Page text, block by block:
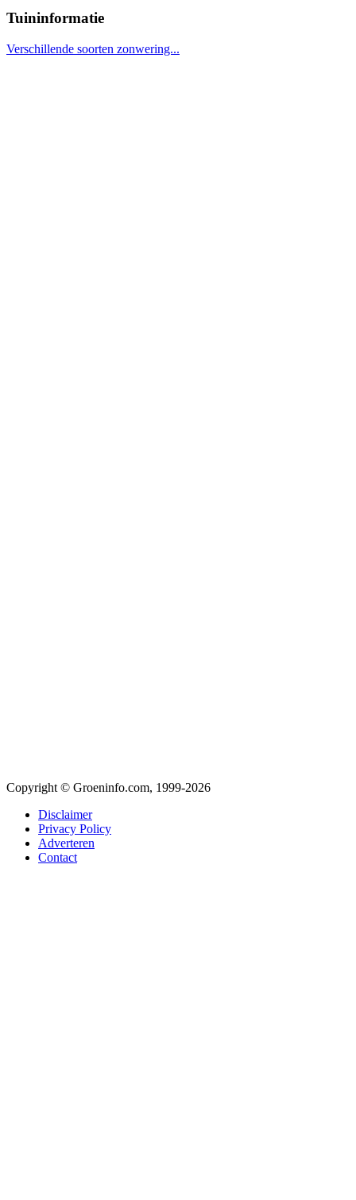
Tuininformatie
Verschillende soorten zonwering...
Copyright © Groeninfo.com, 1999-2026
Disclaimer
Privacy Policy
Adverteren
Contact